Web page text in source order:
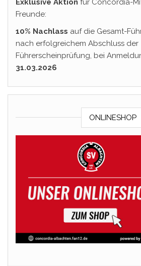
Exklusive Aktion für Concordia-
Freunde:
10% Nachlass auf die Gesamt-
nach erfolgreichem Abschluss der
Führerscheinprüfung, bei
31.03.2026
ONLINESHOP